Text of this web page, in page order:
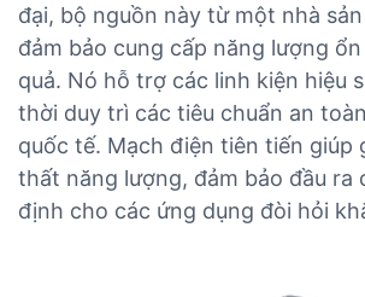
đại, bộ nguồn này từ một nhà
đảm bảo cung cấp năng lượng
quả. Nó hỗ trợ các linh kiện hiệu
thời duy trì các tiêu chuẩn an
quốc tế. Mạch điện tiên tiến giúp
thất năng lượng, đảm bảo đầu ra
định cho các ứng dụng đòi hỏi